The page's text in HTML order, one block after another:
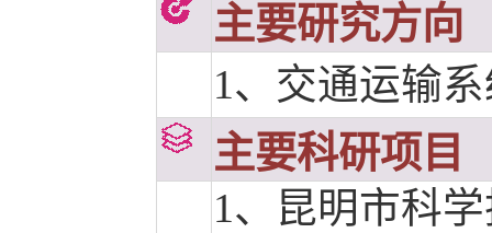
主要研究方向
1、交通运输
主要科研项目
1、昆明市科